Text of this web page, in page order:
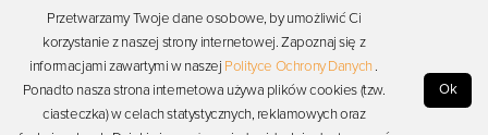
Wsparcie
Bądź blisko Photona
Przetwarzamy Twoje dane osobowe, by umożliwić Ci
korzystanie z naszej strony internetowej. Zapoznaj się z
informacjami zawartymi w naszej Polityce Ochrony Danych .
Ponadto nasza strona internetowa używa plików cookies (tzw.
ciasteczka) w celach statystycznych, reklamowych oraz
Ok